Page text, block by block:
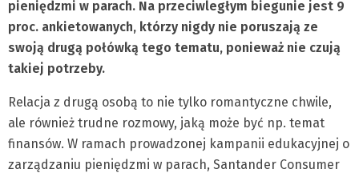
pieniędzmi w parach. Na przeciwległym biegunie jest 9
proc. ankietowanych, którzy nigdy nie poruszają ze
swoją drugą połówką tego tematu, ponieważ nie czują
takiej potrzeby.
Relacja z drugą osobą to nie tylko romantyczne chwile,
ale również trudne rozmowy, jaką może być np. temat
finansów. W ramach prowadzonej kampanii edukacyjnej o
zarządzaniu pieniędzmi w parach, Santander Consumer